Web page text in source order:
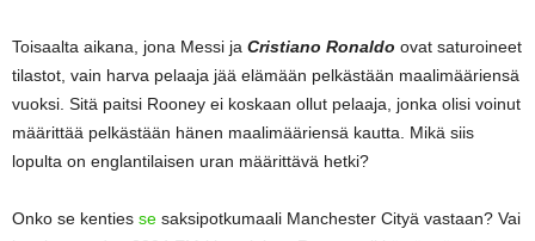
Toisaalta aikana, jona Messi ja Cristiano Ronaldo ovat saturoineet
tilastot, vain harva pelaaja jää elämään pelkästään maalimääriensä
vuoksi. Sitä paitsi Rooney ei koskaan ollut pelaaja, jonka olisi voinut
määrittää pelkästään hänen maalimääriensä kautta. Mikä siis
lopulta on englantilaisen uran määrittävä hetki?
Onko se kenties se saksipotkumaali Manchester Cityä vastaan? Vai